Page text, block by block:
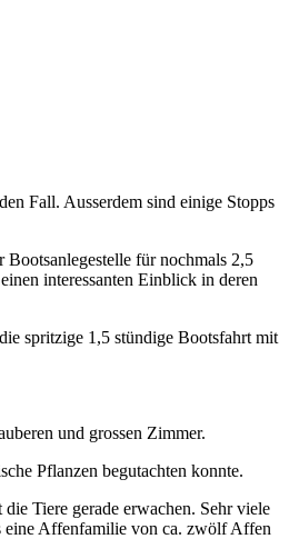
Fall. Ausserdem sind einige Stopps
für nochmals 2,5
interessanten Einblick in deren
spritzige 1,5 stündige Bootsfahrt mit
und grossen Zimmer.
Pflanzen begutachten konnte.
Tiere gerade erwachen. Sehr viele
eine Affenfamilie von ca. zwölf Affen